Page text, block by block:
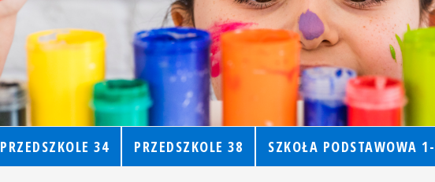
PRZEDSZKOLE 34 PRZEDSZKOLE 38 SZKOŁA PODSTAWOWA